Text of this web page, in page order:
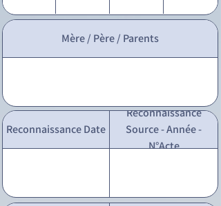
Mère / Père / Parents
Reconnaissance Date
Reconnaissance
Source - Année -
N°Acte